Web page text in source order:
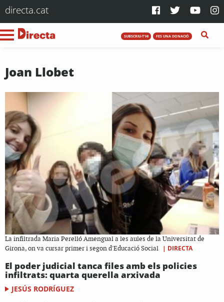
directa.cat
SUBSCRIU-T'HI FES UNA DONACIÓ
Joan Llobet
La infiltrada Maria Perelló Amengual a les aules de la Universitat de
Girona, on va cursar primer i segon d'Educació Social
| DIRECTA
El poder judicial tanca files amb els policies
infiltrats: quarta querella arxivada
JESÚS RODRÍGUEZ